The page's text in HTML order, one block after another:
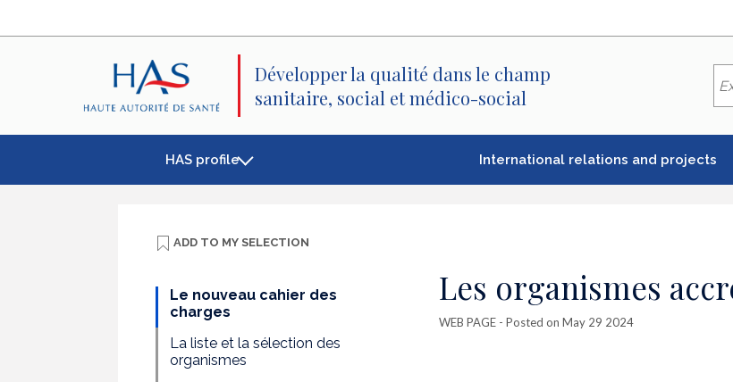
Développer la qualité dans le champ
sanitaire, social et médico-social
HAS profile International relations and projects
ADD TO MY SELECTION
Le nouveau cahier des
charges
La liste et la sélection des
organismes
Les organismes
WEB PAGE - Posted on May 29 2024